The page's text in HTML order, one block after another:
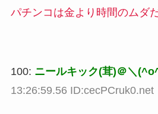
パチンコは金より時間のムダ
100: ニールキック(茸)＠＼
13:26:59.56 ID:cecPCruk0.net